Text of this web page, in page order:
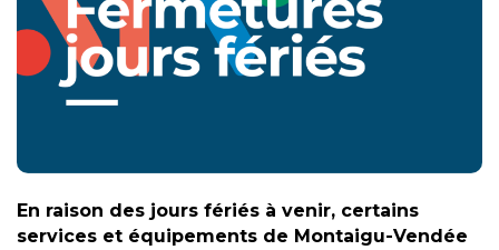
En raison des jours fériés à venir, certains
services et équipements de Montaigu-Vendée